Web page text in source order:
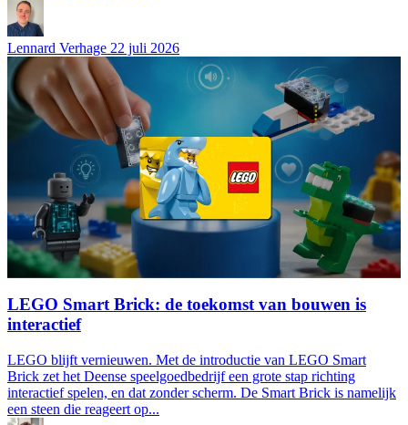
Lennard Verhage 22 juli 2026
LEGO Smart Brick: de toekomst van bouwen is
interactief
LEGO blijft vernieuwen. Met de introductie van LEGO Smart
Brick zet het Deense speelgoedbedrijf een grote stap richting
interactief spelen, en dat zonder scherm. De Smart Brick is namelijk
een steen die reageert op...